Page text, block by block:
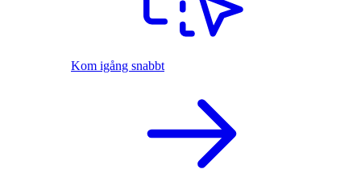
Kom igång snabbt